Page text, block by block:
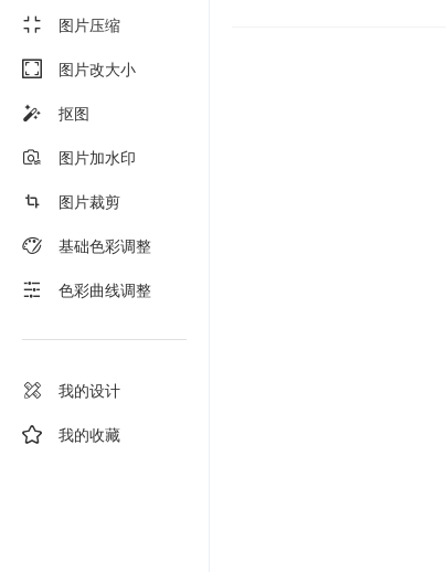
图片压缩
图片改大小
抠图
图片加水印
图片裁剪
基础色彩调整
色彩曲线调整
我的设计
我的收藏